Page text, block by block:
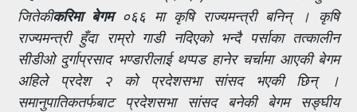
जितेकीकरिमा बेगम०६६ मा कृषि राज्यमन्त्री बनिन् । कृषि
राज्यमन्त्री हुँदा राम्रो गाडी नदिएको भन्दै पर्साका तत्कालीन
सीडीओ दुर्गाप्रसाद भण्डारीलाई थप्पड हानेर चर्चामा आएकी बेगम
अहिले प्रदेश २ को प्रदेशसभा सांसद भएकी छिन् ।
समानुपातिकतर्फबाट प्रदेशसभा सांसद बनेकी बेगम सङ्घीय